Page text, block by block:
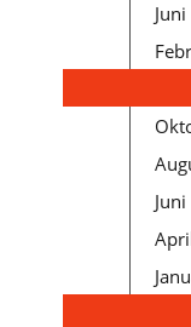
Juni
Juni